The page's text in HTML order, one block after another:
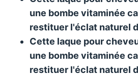
une bombe vitaminée
restituer l'éclat naturel
Cette laque pour
une bombe vitaminée
restituer l'éclat naturel